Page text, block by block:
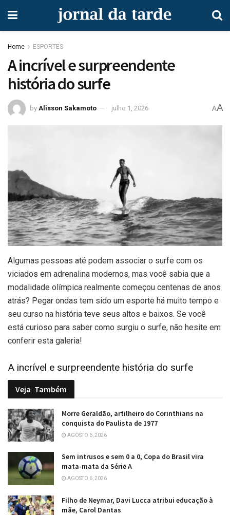
Home ESPORTES
A incrível e surpreendente
história do surfe
by Alisson Sakamoto julho 1, 2026 AA
Algumas pessoas até podem associar o surfe com os
viciados em adrenalina modernos, mas você sabia que a
modalidade olímpica realmente começou centenas de anos
atrás? Pegar ondas tem sido um esporte há muito tempo e
seu curso na história teve seus altos e baixos. Se você
está curioso para saber como surgiu o surfe, não hesite em
conferir esta galeria!
A incrível e surpreendente história do surfe
Veja Também
Morre Geraldão, artilheiro do Corinthians na
conquista do Paulista de 1977
AGOSTO 6, 2026
Sem intrusos e sem 0 a 0, Copa do Brasil vira
mata-mata da Série A
AGOSTO 6, 2026
Filho de Neymar, Davi Lucca atribui educação à
mãe, Carol Dantas